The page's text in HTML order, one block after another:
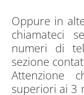
Oppure in
chiamateci
numeri di
sezione
Attenzione
superiori ai 3